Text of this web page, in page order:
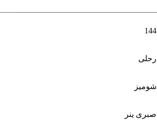
144
رحلی
شومیز
صبری ینر